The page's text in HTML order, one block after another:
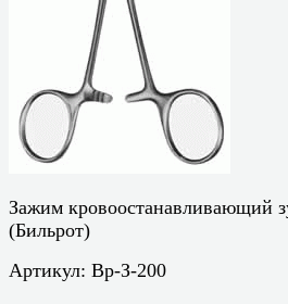
Зажим кровоостанавливающий
(Бильрот)
Артикул: Вр-З-200